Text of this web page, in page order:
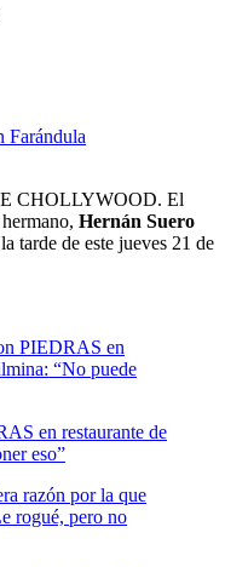
Farándula
CHOLLYWOOD. El
Hernán Suero
tarde de este jueves 21 de
en restaurante de
eso”